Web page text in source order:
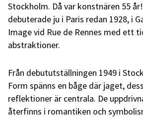
Stockholm. Då var konstnären 55
debuterade ju i Paris redan 1928, i
Image vid Rue de Rennes med ett
abstraktioner.
Från debututställningen 1949 i
Form spänns en båge där jaget,
reflektioner är centrala. De
återfinns i romantiken och